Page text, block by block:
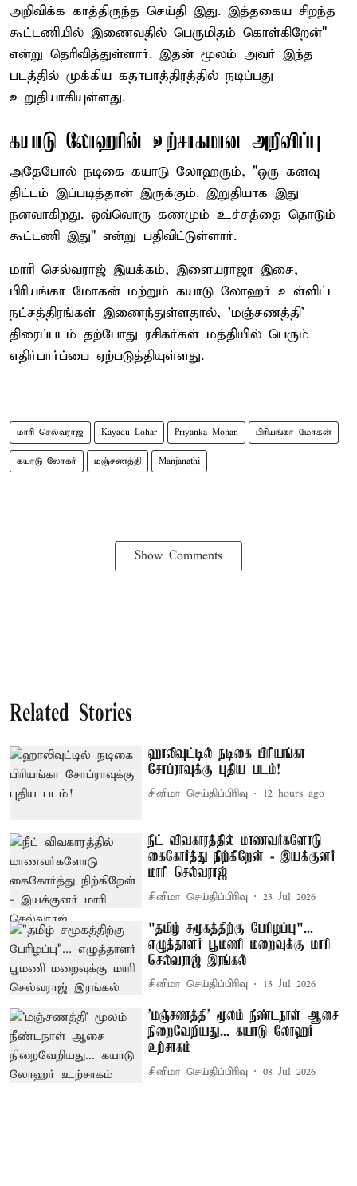
அறிவிக்க காத்திருந்த செய்தி இது. இத்தகைய சிறந்த
கூட்டணியில் இணைவதில் பெருமிதம் கொள்கிறேன்"
என்று தெரிவித்துள்ளார். இதன் மூலம் அவர் இந்த
படத்தில் முக்கிய கதாபாத்திரத்தில் நடிப்பது
உறுதியாகியுள்ளது.
கயாடு லோஹரின் உற்சாகமான அறிவிப்பு
அதேபோல் நடிகை கயாடு லோஹரும், "ஒரு கனவு
திட்டம் இப்படித்தான் இருக்கும். இறுதியாக இது
நனவாகிறது. ஒவ்வொரு கணமும் உச்சத்தை தொடும்
கூட்டணி இது" என்று பதிவிட்டுள்ளார்.
மாரி செல்வராஜ் இயக்கம், இளையராஜா இசை,
பிரியங்கா மோகன் மற்றும் கயாடு லோஹர் உள்ளிட்ட
நட்சத்திரங்கள் இணைந்துள்ளதால், 'மஞ்சணத்தி'
திரைப்படம் தற்போது ரசிகர்கள் மத்தியில் பெரும்
எதிர்பார்ப்பை ஏற்படுத்தியுள்ளது.
மாரி செல்வராஜ் Kayadu Lohar Priyanka Mohan பிரியங்கா மோகன்
கயாடு லோகர் மஞ்சணத்தி Manjanathi
Show Comments
Related Stories
ஹாலிவுட்டில் நடிகை பிரியங்கா
சோப்ராவுக்கு புதிய படம்!
சினிமா செய்திப்பிரிவு 12 hours ago
நீட் விவகாரத்தில் மாணவர்களோடு
கைகோர்த்து நிற்கிறேன் - இயக்குனர்
மாரி செல்வராஜ்
சினிமா செய்திப்பிரிவு 23 Jul 2026
"தமிழ் சமூகத்திற்கு பேரிழப்பு"...
எழுத்தாளர் பூமணி மறைவுக்கு மாரி
செல்வராஜ் இரங்கல்
சினிமா செய்திப்பிரிவு 13 Jul 2026
'மஞ்சணத்தி' மூலம் நீண்டநாள் ஆசை
நிறைவேறியது... கயாடு லோஹர்
உற்சாகம்
சினிமா செய்திப்பிரிவு 08 Jul 2026